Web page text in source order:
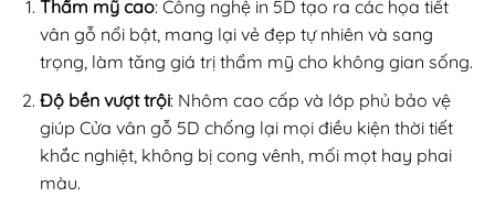
Thẩm mỹ cao: Công nghệ in 5D tạo ra các họa tiết
vân gỗ nổi bật, mang lại vẻ đẹp tự nhiên và sang
trọng, làm tăng giá trị thẩm mỹ cho không gian sống.
Độ bền vượt trội: Nhôm cao cấp và lớp phủ bảo vệ
giúp Cửa vân gỗ 5D chống lại mọi điều kiện thời tiết
khắc nghiệt, không bị cong vênh, mối mọt hay phai
màu.